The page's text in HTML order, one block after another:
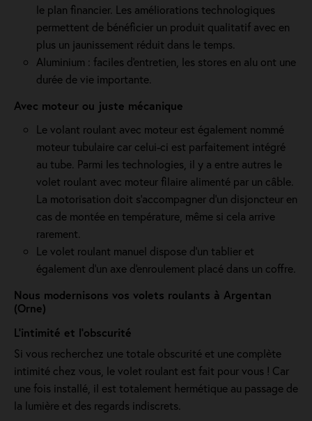
le plan financier. Les améliorations technologiques
permettent de bénéficier un produit qualitatif avec en
plus un jaunissement réduit dans le temps.
Aluminium : faciles d'entretien, les stores en alu ont une
durée de vie importante.
Avec moteur ou juste mécanique
Le volant roulant avec moteur est également nommé
moteur tubulaire car celui-ci est parfaitement intégré
au tube. Parmi les technologies, il y a entre autres le
volet roulant avec moteur filaire alimenté par un câble.
La motorisation doit s'accompagner d'un disjoncteur en
cas de montée en température, même si cela arrive
rarement.
Le volet roulant manuel dispose d'un tablier et
également d'un axe d'enroulement placé dans un coffre.
Nous modernisons vos volets roulants à Argentan
(Orne)
L’intimité et l’obscurité
Si vous recherchez une totale obscurité et une complète
intimité chez vous, le volet roulant est fait pour vous ! Car
une fois installé, il est totalement hermétique au passage de
la lumière et des regards indiscrets.